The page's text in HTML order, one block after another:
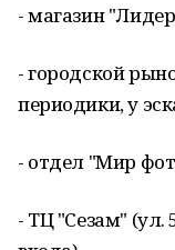
- магазин
- городской
периодики, у
- отдел "Мир
- ТЦ "Сезам" (ул.